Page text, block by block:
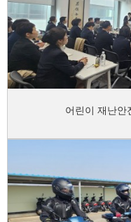
어린이 재난안